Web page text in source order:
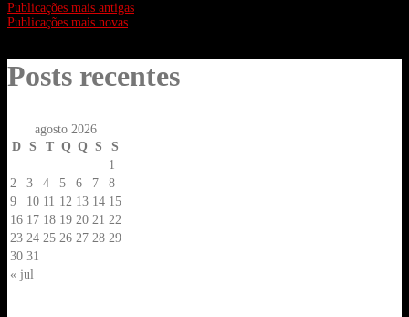
Publicações mais antigas
Publicações mais novas
Posts recentes
agosto 2026
D S T Q Q S S
« jul
1
2
3 4 5 6 7
8
9
10 11 12 13 14 15
16 17 18 19 20 21 22
23 24 25 26 27 28 29
30 31